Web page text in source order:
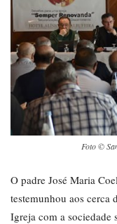
Foto ©
O padre José Maria
testemunhou aos cerca
Igreja com a sociedade